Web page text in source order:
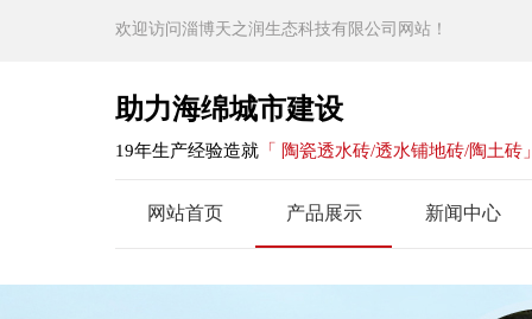
欢迎访问淄博天之润生态科技有限公司网站！
助力海绵城市建设
19年生产经验造就 「 陶瓷透水砖/透水铺地砖/陶土砖
网站首页 产品展示 新闻中心